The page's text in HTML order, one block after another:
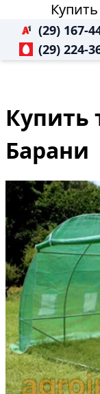
(29) 167-
(29) 224-
Купить
Барани